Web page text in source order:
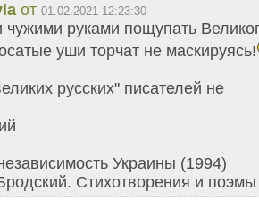
от 01.02.2021 12:23:30
руками пощупать
уши торчат не маскируясь!
русских" писателей не
Украины (1994)
Стихотворения и поэмы